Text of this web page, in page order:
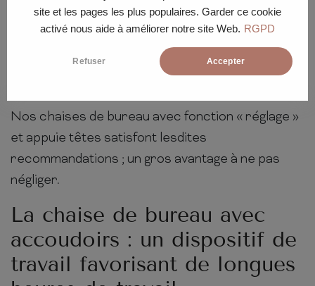
site et les pages les plus populaires. Garder ce cookie
activé nous aide à améliorer notre site Web. RGPD
Refuser Accepter
Les avant-bras à proximité du corps ;
La main suit le prolongement des avant-
Nos chaises de bureau avec fonction « réglage »
et appuie têtes satisfont lesdites
recommandations ; un gros avantage à ne pas
négliger.
La chaise de bureau avec
accoudoirs : un dispositif de
travail favorisant de longues